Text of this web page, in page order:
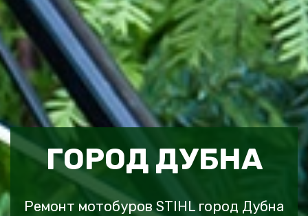
ГОРОД ДУБНА
Ремонт мотобуров STIHL город Дубна